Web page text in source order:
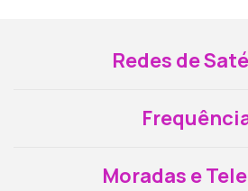
Redes de
Moradas e